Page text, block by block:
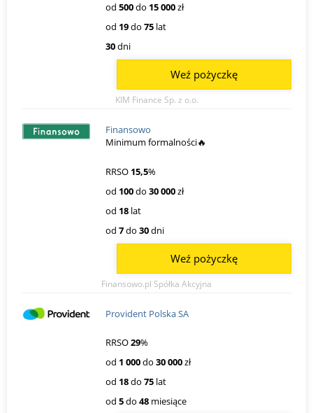
od 500do 15 000zł
od 19do 75 lat
30dni
KIM Finance Sp. z o.o.
Weź pożyczkę
Finansowo
Minimum formalności🔥
RRSO 15,5%
od 100do 30 000zł
od 18 lat
od 7do 30dni
Finansowo.pl Spółka Akcyjna
Weź pożyczkę
Provident Polska SA
RRSO29%
od 1 000do 30 000zł
od 18do 75 lat
od 5do 48 miesiące